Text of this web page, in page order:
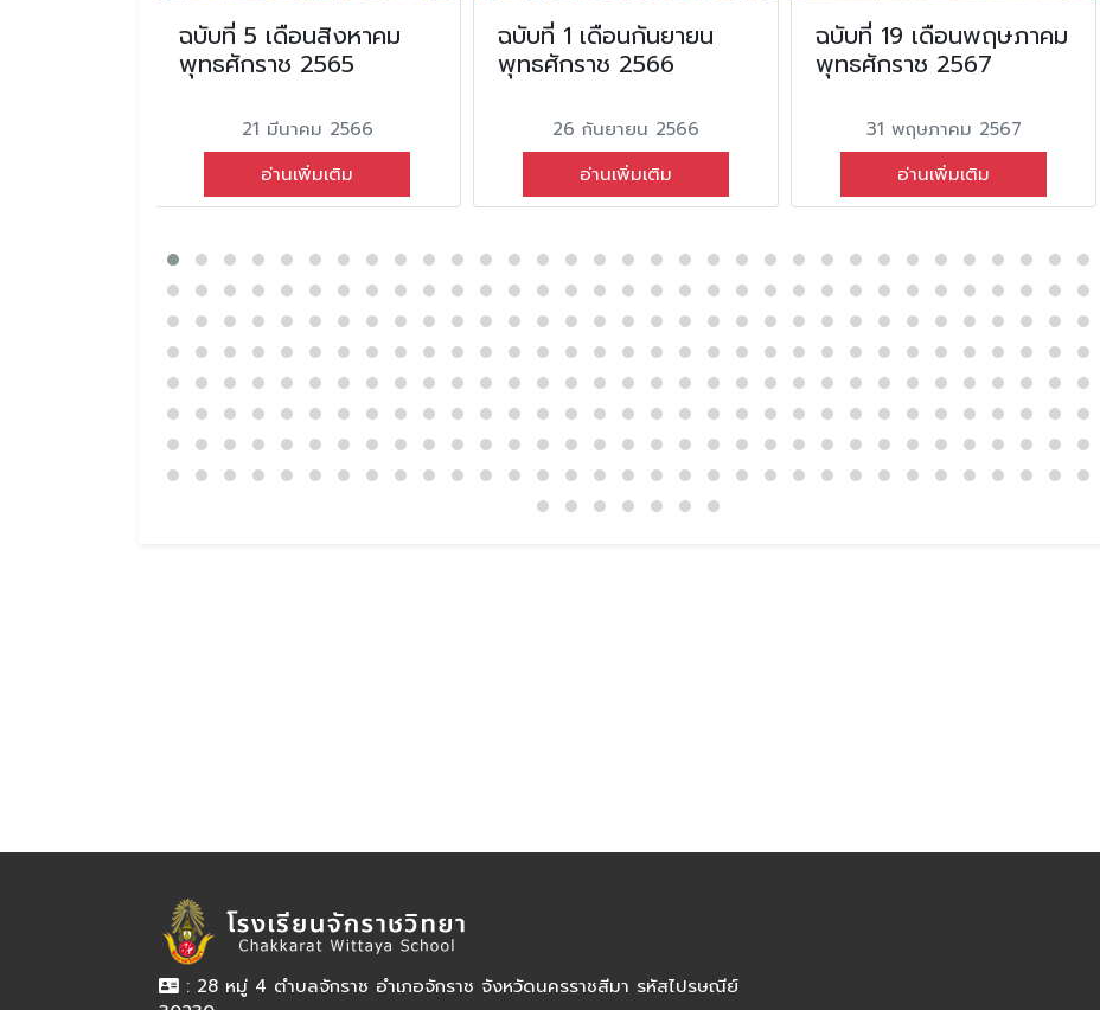
ฉบับที่ 5 เดือนสิงหาคม
พุทธศักราช 2565
21 มีนาคม 2566
อ่านเพิ่มเติม
ฉบับที่ 1 เดือนกันยายน
พุทธศักราช 2566
26 กันยายน 2566
อ่านเพิ่มเติม
ฉบับที่ 19 เดือนพฤษภาคม
พุทธศักราช 2567
31 พฤษภาคม 2567
อ่านเพิ่มเติม
: 28 หมู่ 4 ตำบลจักราช อำเภอจักราช จังหวัดนครราชสีมา รหัสไปรษณีย์